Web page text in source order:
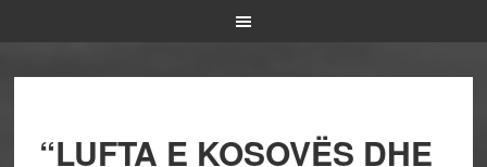
“LUFTA E KOSOVËS DHE